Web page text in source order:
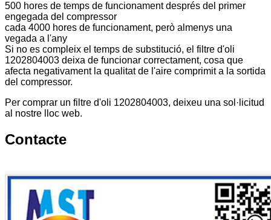
500 hores de temps de funcionament després del primer
engegada del compressor
cada 4000 hores de funcionament, però almenys una
vegada a l'any
Si no es compleix el temps de substitució, el filtre d'oli
1202804003 deixa de funcionar correctament, cosa que
afecta negativament la qualitat de l'aire comprimit a la sortida
del compressor.
Per comprar un filtre d'oli 1202804003, deixeu una sol·licitud
al nostre lloc web.
Contacte